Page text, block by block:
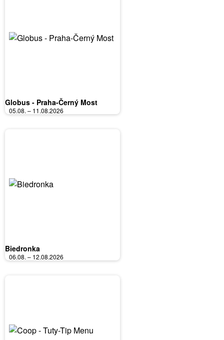
Globus - Praha-Černý Most
05.08. – 11.08.2026
Biedronka
06.08. – 12.08.2026